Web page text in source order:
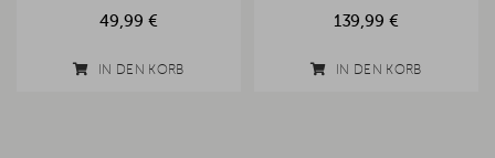
49,99 €
IN DEN KORB
139,99 €
IN DEN KORB